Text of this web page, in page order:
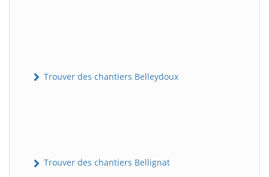
Trouver des chantiers Belleydoux
Trouver des chantiers Bellignat